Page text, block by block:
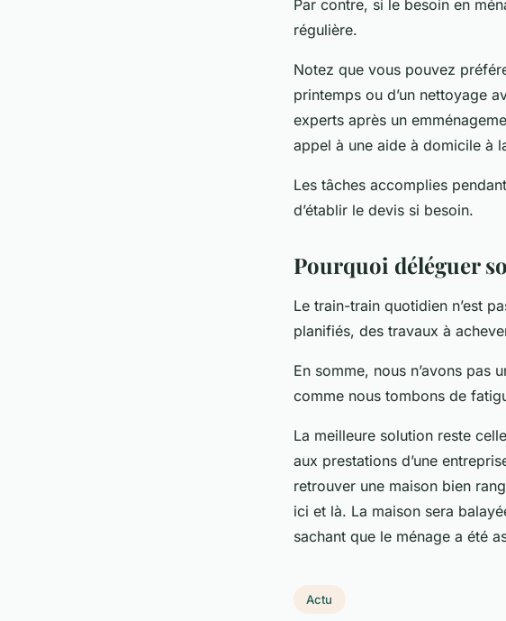
Par contre, si le besoin en
régulière.
Notez que vous pouvez
printemps ou d’un nettoyage
experts après un
appel à une aide à domicile à
Les tâches accomplies
d’établir le devis si besoin.
Pourquoi déléguer
Le train-train quotidien n’est
planifiés, des travaux à
En somme, nous n’avons pas
comme nous tombons de
La meilleure solution reste
aux prestations d’une
retrouver une maison bien
ici et là. La maison sera
sachant que le ménage a été
Actu